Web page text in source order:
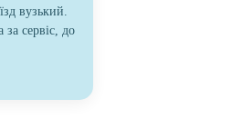
вузький.
сервіс, до